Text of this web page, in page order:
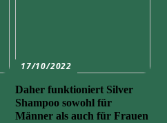
17/10/2022
Daher funktioniert Silver
Shampoo sowohl für
Männer als auch für Frauen